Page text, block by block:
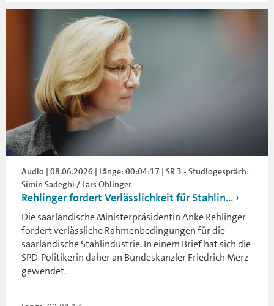
Audio | 08.06.2026 | Länge: 00:04:17 | SR 3 - Studiogespräch:
Simin Sadeghi / Lars Ohlinger
Rehlinger fordert Verlässlichkeit für Stahlin...
Die saarländische Ministerpräsidentin Anke Rehlinger
fordert verlässliche Rahmenbedingungen für die
saarländische Stahlindustrie. In einem Brief hat sich die
SPD-Politikerin daher an Bundeskanzler Friedrich Merz
gewendet.